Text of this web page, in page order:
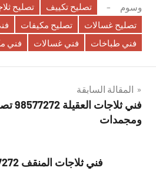
وسوم تصليح تكييف تصليح
تصليح غسالات
تصليح مكيفات
فني طباخات
فني غسالات فني
تصفّح
المقالات
المقالة السابقة
فني
ومجمدات